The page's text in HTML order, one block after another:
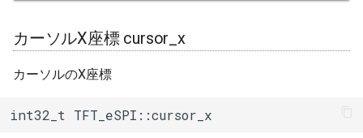
コマンド受信(32bit)
readcommand32()
esptool::HexFormatter
カーソルX座標 cursor_x
カーソルのX座標
int32_t TFT_eSPI::cursor_x